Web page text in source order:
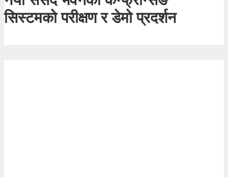
सिस्टमको परीक्षण र डेमो प्रदर्शन